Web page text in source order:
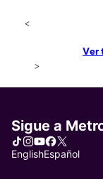
<
Ver
>